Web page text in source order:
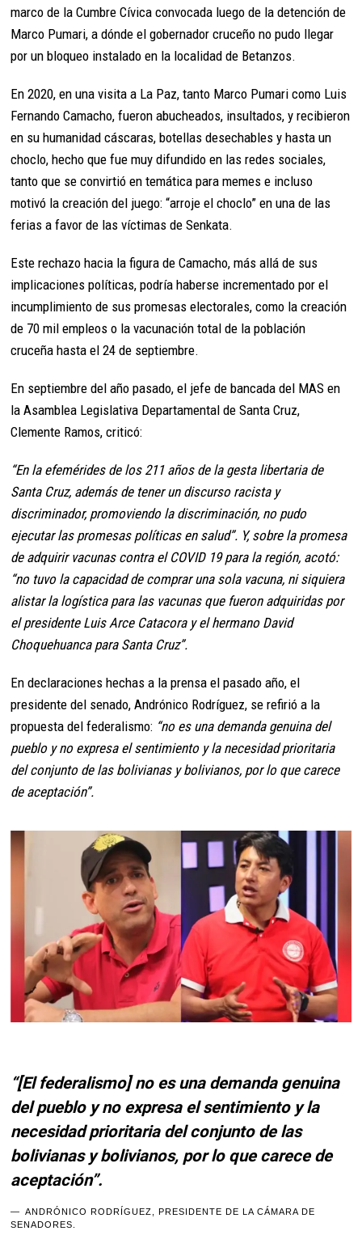
marco de la Cumbre Cívica convocada luego de la detención de
Marco Pumari, a dónde el gobernador cruceño no pudo llegar
por un bloqueo instalado en la localidad de Betanzos.
En 2020, en una visita a La Paz, tanto Marco Pumari como Luis
Fernando Camacho, fueron abucheados, insultados, y recibieron
en su humanidad cáscaras, botellas desechables y hasta un
choclo, hecho que fue muy difundido en las redes sociales,
tanto que se convirtió en temática para memes e incluso
motivó la creación del juego: “arroje el choclo” en una de las
ferias a favor de las víctimas de Senkata.
Este rechazo hacia la figura de Camacho, más allá de sus
implicaciones políticas, podría haberse incrementado por el
incumplimiento de sus promesas electorales, como la creación
de 70 mil empleos o la vacunación total de la población
cruceña hasta el 24 de septiembre.
En septiembre del año pasado, el jefe de bancada del MAS en
la Asamblea Legislativa Departamental de Santa Cruz,
Clemente Ramos, criticó:
“En la efemérides de los 211 años de la gesta libertaria de
Santa Cruz, además de tener un discurso racista y
discriminador, promoviendo la discriminación, no pudo
ejecutar las promesas políticas en salud”. Y, sobre la promesa
de adquirir vacunas contra el COVID 19 para la región, acotó:
“no tuvo la capacidad de comprar una sola vacuna, ni siquiera
alistar la logística para las vacunas que fueron adquiridas por
el presidente Luis Arce Catacora y el hermano David
Choquehuanca para Santa Cruz”.
En declaraciones hechas a la prensa el pasado año, el
presidente del senado, Andrónico Rodríguez, se refirió a la
propuesta del federalismo: “no es una demanda genuina del
pueblo y no expresa el sentimiento y la necesidad prioritaria
del conjunto de las bolivianas y bolivianos, por lo que carece
de aceptación”.
“[El federalismo] no es una demanda genuina
del pueblo y no expresa el sentimiento y la
necesidad prioritaria del conjunto de las
bolivianas y bolivianos, por lo que carece de
aceptación”.
ANDRÓNICO RODRÍGUEZ, PRESIDENTE DE LA CÁMARA DE
SENADORES.